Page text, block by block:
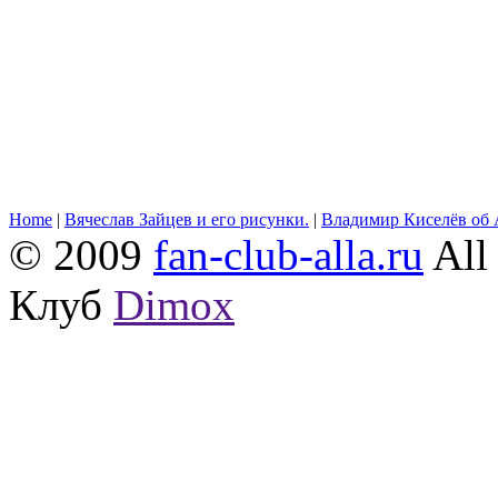
Home | Вячеслав Зайцев и его рисунки. | Владимир Киселёв об
© 2009 fan-club-alla.ru All
Клуб Dimox